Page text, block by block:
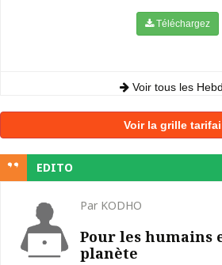
Téléchargez
Voir tous les
Voir la grille
EDITO
Par KODHO
Pour les humains
planète